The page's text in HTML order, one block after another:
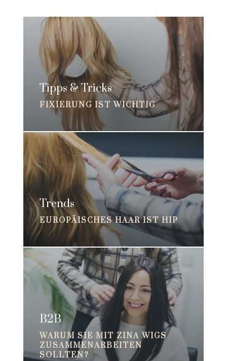
Tipps & Tricks
FIXIERUNG IST WICHTIG
Trends
EUROPÄISCHES HAAR IST HIP
B2B
WARUM SIE MIT ZINA WIGS
ZUSAMMENARBEITEN
SOLLTEN?